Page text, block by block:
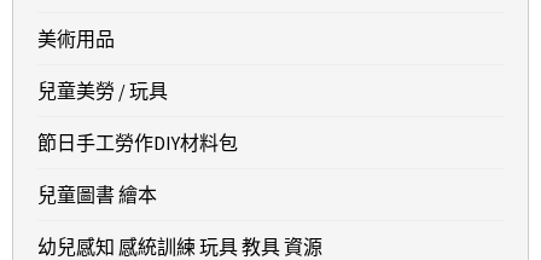
美術用品
兒童美勞 / 玩具
節日手工勞作DIY材料包
兒童圖書 繪本
幼兒感知 感統訓練 玩具 教具 資源